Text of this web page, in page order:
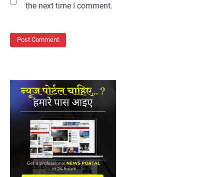
the next time I comment.